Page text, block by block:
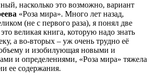
насколько это возможно, вариант
«Роза мира». Много лет назад,
(не с первого раза), я понял две
великая книга, которую надо знать
а во-вторых – уж очень трудно её
и изобилующая новыми и
и определениями, «Роза мира» тяжела
ее содержания.